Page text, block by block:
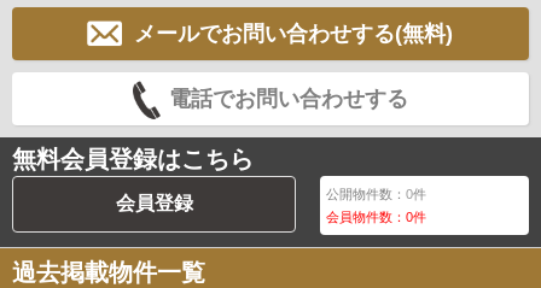
メールでお問い合わせする(無料)
電話でお問い合わせする
無料会員登録はこちら
会員登録 公開物件数：0件
会員物件数：0件
過去掲載物件一覧